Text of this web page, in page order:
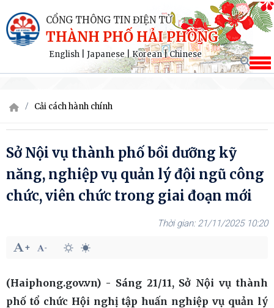
CỔNG THÔNG TIN ĐIỆN TỬ
THÀNH PHỐ HẢI PHÒNG
English Japanese|Korean|Chinese
Cải cách hành chính
Sở Nội vụ thành phố bồi dưỡng kỹ
năng, nghiệp vụ quản lý đội ngũ công
chức, viên chức trong giai đoạn mới
21/11/2025 10:20
(Haiphong.gov.vn) - Sáng 21/11, Sở Nội vụ thành
phố tổ chức Hội nghị tập huấn nghiệp vụ quản lý